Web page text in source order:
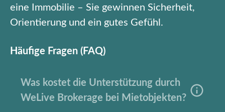
eine Immobilie – Sie gewinnen Sicherheit,
Orientierung und ein gutes Gefühl.
Häufige Fragen (FAQ)
Was kostet die Unterstützung durch
WeLive Brokerage bei Mietobjekten?